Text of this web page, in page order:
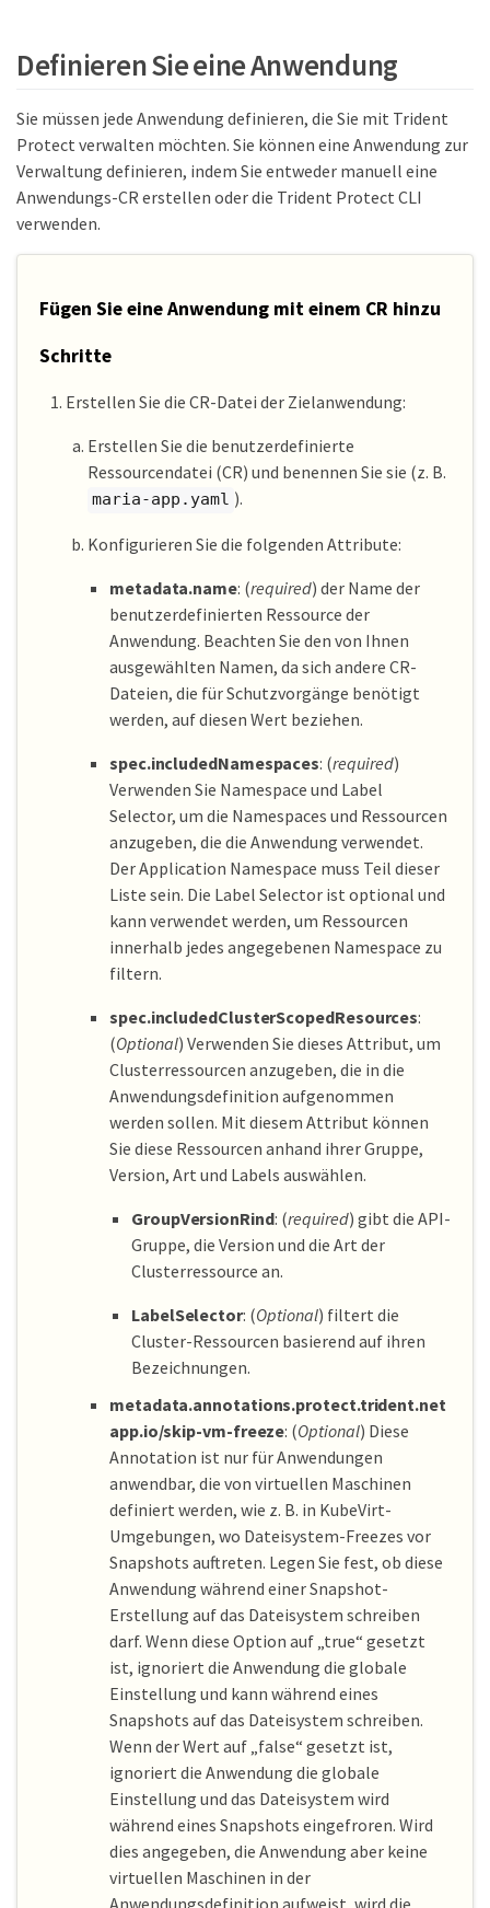
Definieren Sie eine Anwendung
Sie müssen jede Anwendung definieren, die Sie mit Trident
Protect verwalten möchten. Sie können eine Anwendung zur
Verwaltung definieren, indem Sie entweder manuell eine
Anwendungs-CR erstellen oder die Trident Protect CLI
verwenden.
Fügen Sie eine Anwendung mit einem CR hinzu
Schritte
Erstellen Sie die CR-Datei der Zielanwendung:
Erstellen Sie die benutzerdefinierte
Ressourcendatei (CR) und benennen Sie sie (z. B.
maria-app.yaml ).
Konfigurieren Sie die folgenden Attribute:
metadata.name: (required) der Name der
benutzerdefinierten Ressource der
Anwendung. Beachten Sie den von Ihnen
ausgewählten Namen, da sich andere CR-
Dateien, die für Schutzvorgänge benötigt
werden, auf diesen Wert beziehen.
spec.includedNamespaces: (required)
Verwenden Sie Namespace und Label
Selector, um die Namespaces und Ressourcen
anzugeben, die die Anwendung verwendet.
Der Application Namespace muss Teil dieser
Liste sein. Die Label Selector ist optional und
kann verwendet werden, um Ressourcen
innerhalb jedes angegebenen Namespace zu
filtern.
spec.includedClusterScopedResources:
(Optional) Verwenden Sie dieses Attribut, um
Clusterressourcen anzugeben, die in die
Anwendungsdefinition aufgenommen
werden sollen. Mit diesem Attribut können
Sie diese Ressourcen anhand ihrer Gruppe,
Version, Art und Labels auswählen.
GroupVersionRind: (required) gibt die API-
Gruppe, die Version und die Art der
Clusterressource an.
LabelSelector: (Optional) filtert die
Cluster-Ressourcen basierend auf ihren
Bezeichnungen.
metadata.annotations.protect.trident.net
app.io/skip-vm-freeze: (Optional) Diese
Annotation ist nur für Anwendungen
anwendbar, die von virtuellen Maschinen
definiert werden, wie z. B. in KubeVirt-
Umgebungen, wo Dateisystem-Freezes vor
Snapshots auftreten. Legen Sie fest, ob diese
Anwendung während einer Snapshot-
Erstellung auf das Dateisystem schreiben
darf. Wenn diese Option auf „true“ gesetzt
ist, ignoriert die Anwendung die globale
Einstellung und kann während eines
Snapshots auf das Dateisystem schreiben.
Wenn der Wert auf „false“ gesetzt ist,
ignoriert die Anwendung die globale
Einstellung und das Dateisystem wird
während eines Snapshots eingefroren. Wird
dies angegeben, die Anwendung aber keine
virtuellen Maschinen in der
Anwendungsdefinition aufweist, wird die